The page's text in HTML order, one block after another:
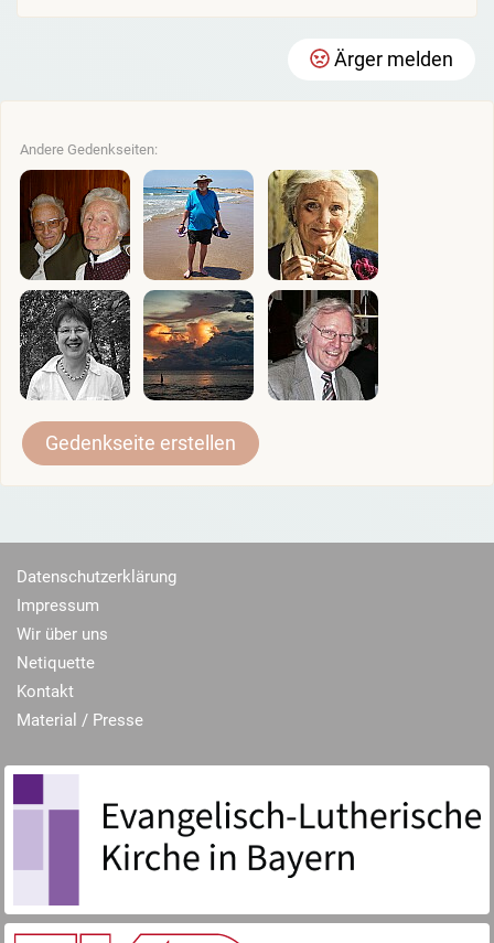
Ärger melden
Andere Gedenkseiten:
Gedenkseite erstellen
Datenschutzerklärung
Impressum
Wir über uns
Netiquette
Kontakt
Material / Presse